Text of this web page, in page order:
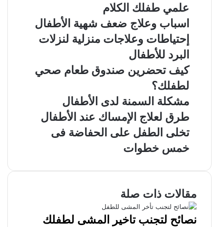
علمي طفلك الكلام
اسباب وعلاج ضعف شهية الأطفال
إحتياطات وعلاجات منزلية لنزلات
البرد للأطفال
كيف تحضرين صندوق طعام صحي
لطفلك؟
مشكلة السمنة لدى الأطفال
طرق لعلاج الإمساك عند الأطفال
تخلى الطفل على الحفاضة فى
خمس خطوات
مقالات ذات صلة
نصائح لتجنب تاخير المشى لطفلك